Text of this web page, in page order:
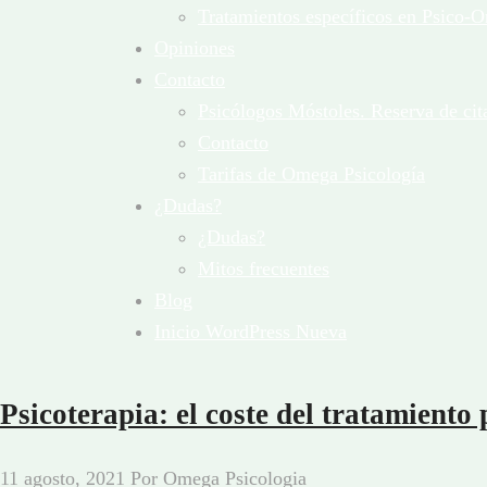
Psicoterapia: el coste del tratamiento
11 agosto, 2021 Por Omega Psicologia